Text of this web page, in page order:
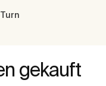
gekauft